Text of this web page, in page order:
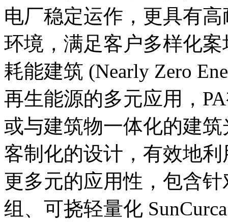
电厂稳定运作，更具有
环境，满足客户多样化
耗能建筑 (Nearly Zero
再生能源的多元应用，
或与建筑物一体化的建
客制化的设计，有效地
更多元的应用性，包含
组、可挠轻量化